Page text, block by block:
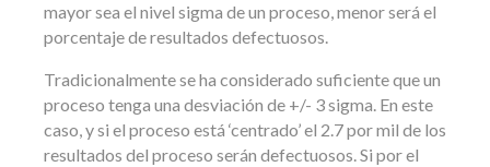
mayor sea el nivel sigma de un proceso, menor será el
porcentaje de resultados defectuosos.
Tradicionalmente se ha considerado suficiente que un
proceso tenga una desviación de +/- 3 sigma. En este
caso, y si el proceso está ‘centrado’ el 2.7 por mil de los
resultados del proceso serán defectuosos. Si por el